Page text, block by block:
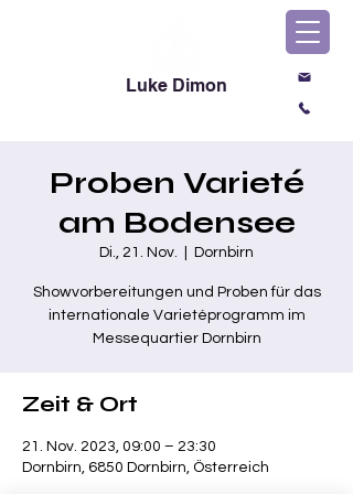
Luke Dimon
Proben Varieté
am Bodensee
Di., 21. Nov. Dornbirn
Showvorbereitungen und Proben für das
internationale Varietéprogramm im
Messequartier Dornbirn
Zeit & Ort
21. Nov. 2023, 09:00 – 23:30
Dornbirn, 6850 Dornbirn, Österreich